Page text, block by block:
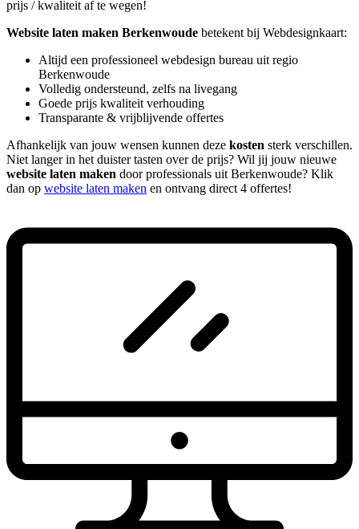
prijs / kwaliteit af te wegen!
Website laten maken Berkenwoude betekent bij Webdesignkaart:
Altijd een professioneel webdesign bureau uit regio
Berkenwoude
Volledig ondersteund, zelfs na livegang
Goede prijs kwaliteit verhouding
Transparante & vrijblijvende offertes
Afhankelijk van jouw wensen kunnen deze kosten sterk verschillen.
Niet langer in het duister tasten over de prijs? Wil jij jouw nieuwe
website laten maken door professionals uit Berkenwoude? Klik
dan op website laten maken en ontvang direct 4 offertes!